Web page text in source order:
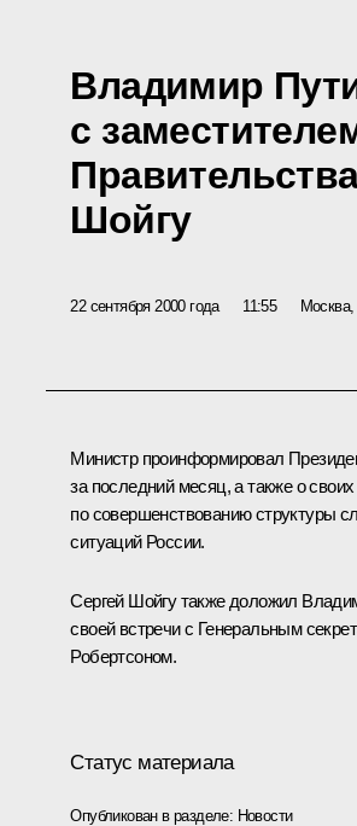
Владимир
с
Шойгу
22 сентября 2000 года 11:55
Министр проинформировал
за последний месяц, а также о
по совершенствованию структуры
ситуаций России.
Сергей Шойгу также доложил
своей встречи с Генеральным
Робертсоном.
Статус материала
Опубликован в разделе: Новости